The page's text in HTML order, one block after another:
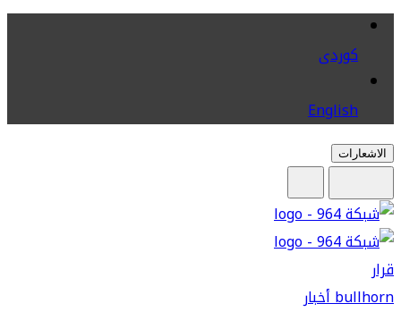
كوردى
English
الاشعارات
قرار
bullhornأخبار